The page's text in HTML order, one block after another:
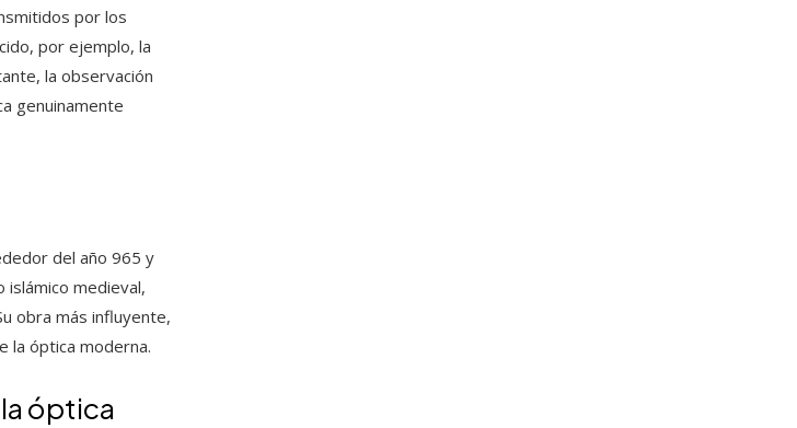
por los
por ejemplo, la
la observación
genuinamente
del año 965 y
islámico medieval,
obra más influyente,
la óptica moderna.
óptica